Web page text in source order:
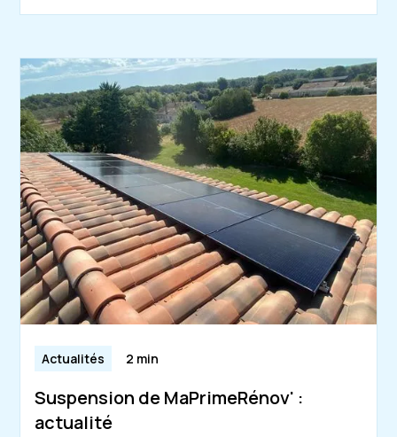
Actualités 2 min
Suspension de MaPrimeRénov' :
actualité